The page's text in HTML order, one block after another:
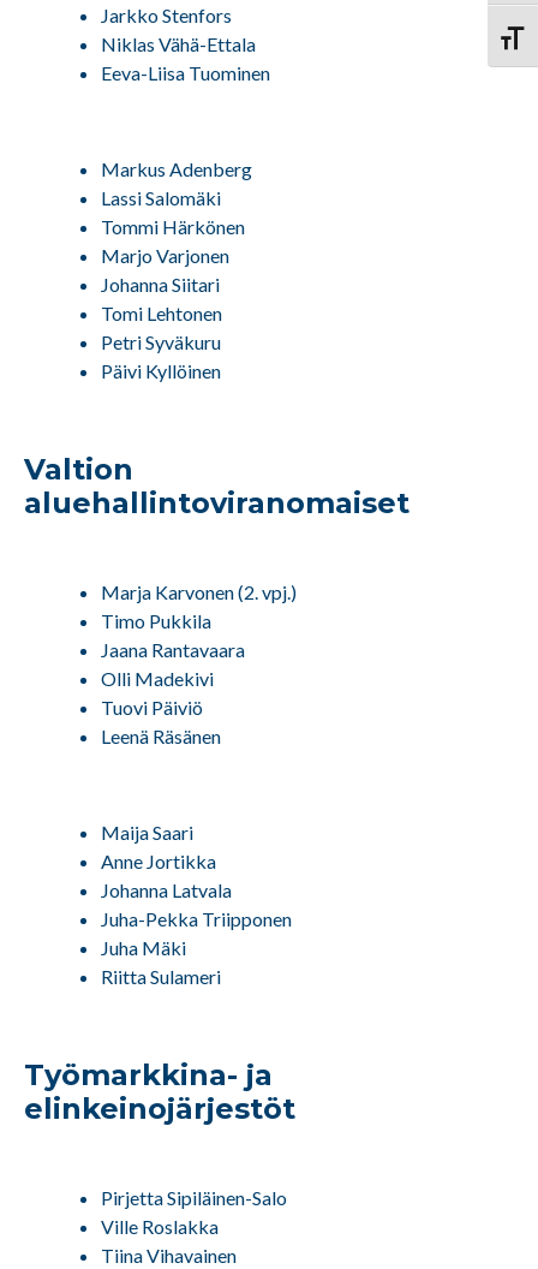
Jarkko Stenfors
Niklas Vähä-Ettala
Eeva-Liisa Tuominen
Markus Adenberg
Lassi Salomäki
Tommi Härkönen
Marjo Varjonen
Johanna Siitari
Tomi Lehtonen
Petri Syväkuru
Päivi Kyllöinen
Valtion
aluehallintoviranomaiset
Marja Karvonen (2. vpj.)
Timo Pukkila
Jaana Rantavaara
Olli Madekivi
Tuovi Päiviö
Leenä Räsänen
Maija Saari
Anne Jortikka
Johanna Latvala
Juha-Pekka Triipponen
Juha Mäki
Riitta Sulameri
Työmarkkina- ja
elinkeinojärjestöt
Pirjetta Sipiläinen-Salo
Ville Roslakka
Tiina Vihavainen